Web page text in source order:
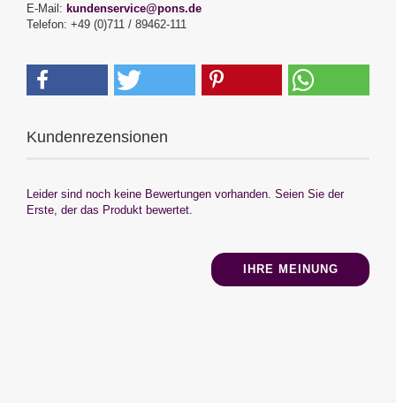
E-Mail: kundenservice@pons.de
Telefon: +49 (0)711 / 89462-111
Kundenrezensionen
Leider sind noch keine Bewertungen vorhanden. Seien Sie der
Erste, der das Produkt bewertet.
IHRE MEINUNG